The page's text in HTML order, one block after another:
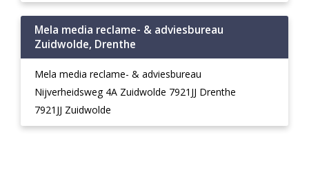
Mela media reclame- & adviesbureau
Zuidwolde, Drenthe
Mela media reclame- & adviesbureau
Nijverheidsweg 4A Zuidwolde 7921JJ Drenthe
7921JJ Zuidwolde